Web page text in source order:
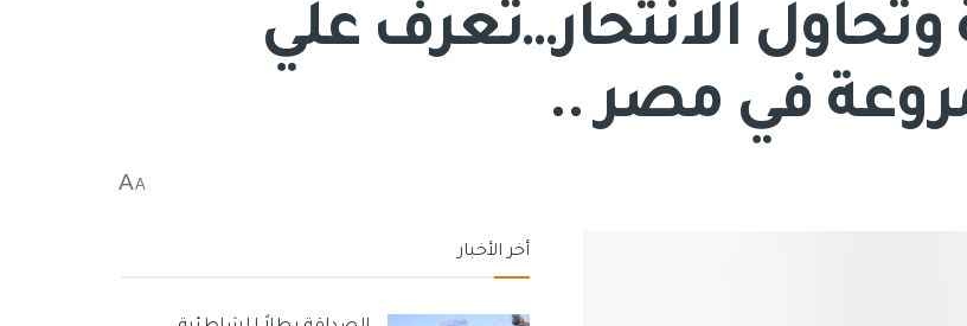
وتحاول الانتحار…تعرف علي
في مصر ..
A
A
أخر الأخبار